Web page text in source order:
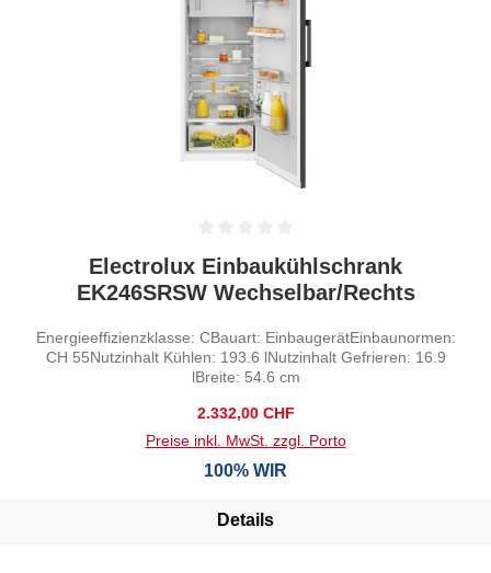
Durchschnittliche Bewertung von 0 von 5 Sternen
Electrolux Einbaukühlschrank
EK246SRSW Wechselbar/Rechts
Energieeffizienzklasse: CBauart: EinbaugerätEinbaunormen:
CH 55Nutzinhalt Kühlen: 193.6 lNutzinhalt Gefrieren: 16.9
lBreite: 54.6 cm
Regulärer Preis:
2.332,00 CHF
Preise inkl. MwSt. zzgl. Porto
100% WIR
Details